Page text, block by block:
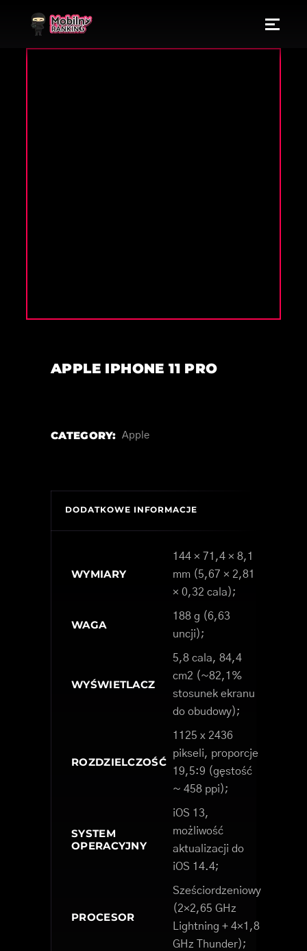
APPLE IPHONE 11 PRO
CATEGORY: Apple
DODATKOWE INFORMACJE
WYMIARY
144 × 71,4 × 8,1
mm (5,67 × 2,81
× 0,32 cala);
WAGA
188 g (6,63
uncji);
WYŚWIETLACZ
5,8 cala, 84,4
cm2 (~82,1%
stosunek ekranu
do obudowy);
ROZDZIELCZOŚĆ
1125 x 2436
pikseli, proporcje
19,5:9 (gęstość
~ 458 ppi);
SYSTEM
OPERACYJNY
iOS 13,
możliwość
aktualizacji do
iOS 14.4;
PROCESOR
Sześciordzeniowy
(2×2,65 GHz
Lightning + 4×1,8
GHz Thunder);